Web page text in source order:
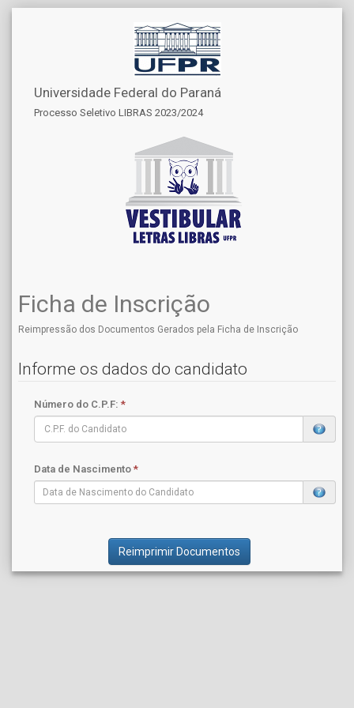
Universidade Federal do Paraná
Processo Seletivo LIBRAS 2023/2024
Ficha de Inscrição
Reimpressão dos Documentos Gerados pela Ficha de Inscrição
Informe os dados do candidato
Número do C.P.F: *
Data de Nascimento *
Reimprimir Documentos